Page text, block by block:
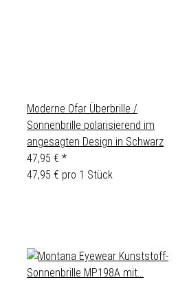
Moderne Ofar Überbrille /
Sonnenbrille polarisierend im
angesagten Design in Schwarz
47,95 € *
47,95 € pro 1 Stück